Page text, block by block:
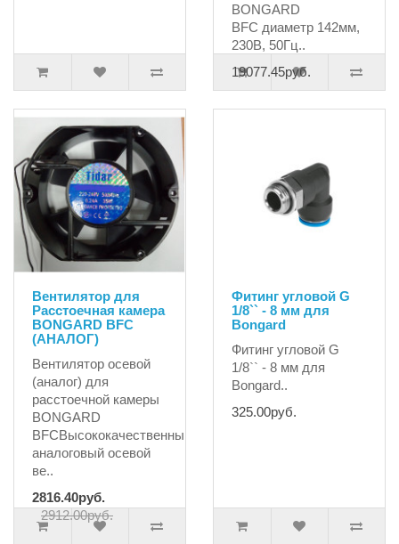
BONGARD
BFC диаметр 142мм,
230В, 50Гц..
19077.45руб.
Вентилятор для
Расстоечная камера
BONGARD BFC
(АНАЛОГ)
Вентилятор осевой
(аналог) для
расстоечной камеры
BONGARD
BFCВысококачественный
аналоговый осевой
ве..
2816.40руб.
2912.00руб.
Фитинг угловой G
1/8`` - 8 мм для
Bongard
Фитинг угловой G
1/8`` - 8 мм для
Bongard..
325.00руб.